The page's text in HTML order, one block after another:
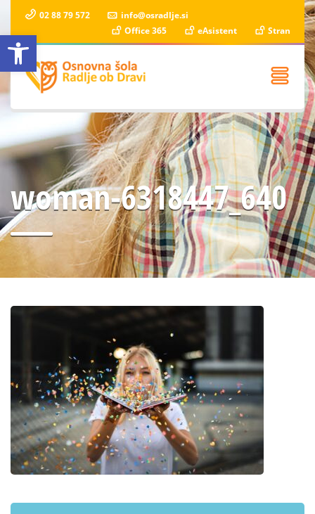
Open toolbar
02 88 79 572
info@osradlje.si
Office 365
eAsistent Stran
woman-6318447_640